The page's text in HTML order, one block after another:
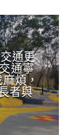
通更
通寧
煩，
者與